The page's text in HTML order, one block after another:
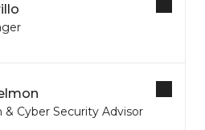
& Cyber Security Advisor